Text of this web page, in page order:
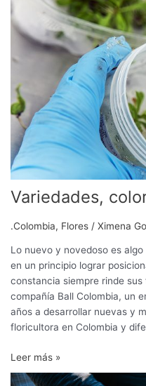
Variedades,
.Colombia, Flores / Ximena
Lo nuevo y novedoso es
en un principio lograr
constancia siempre rinde
compañía Ball Colombia, un
años a desarrollar nuevas y
floricultora en Colombia y
formas
Leer más »
Nueva